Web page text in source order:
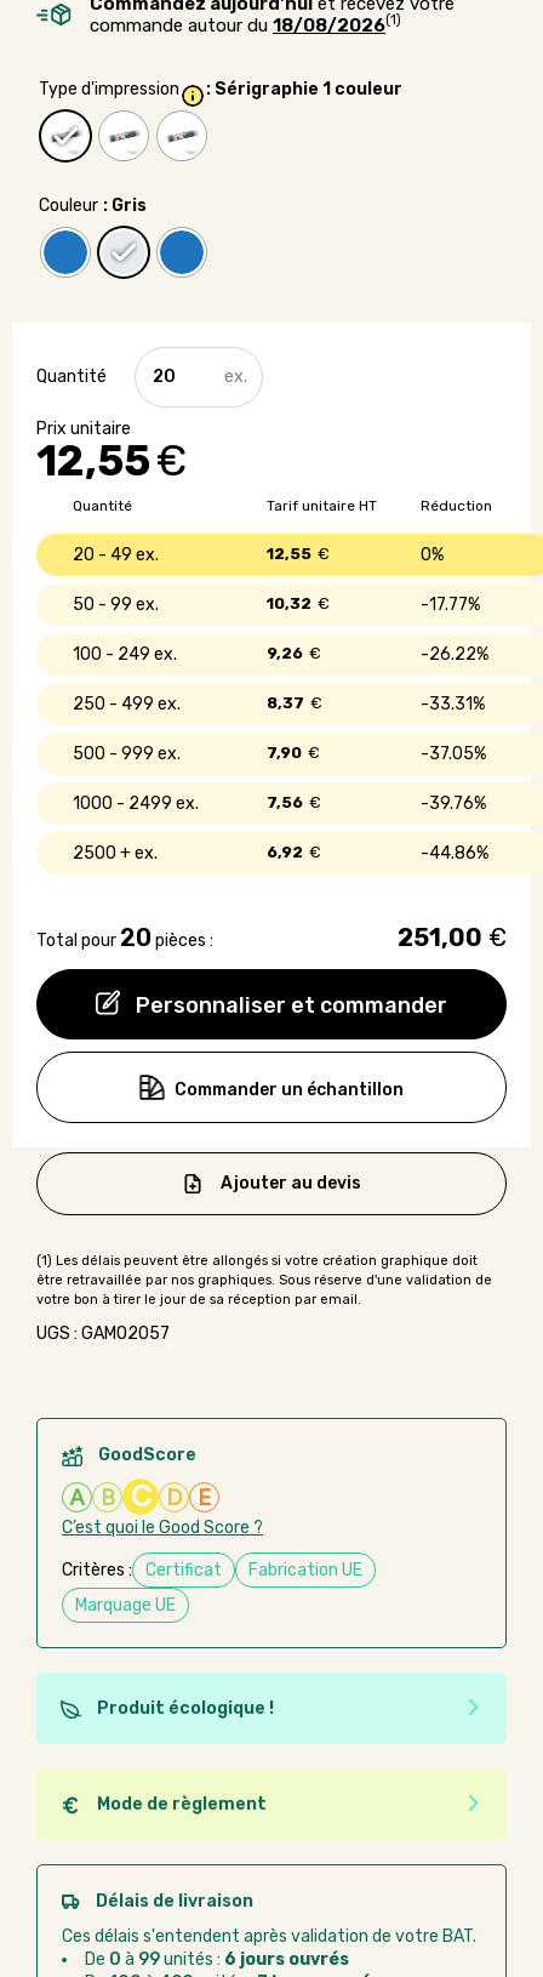
commande autour du 18/08/2026(1)
Type d'impression : Sérigraphie 1 couleur
Couleur : Gris
12,55€
Personnaliser et commander
quantité
de
Serviette
coton
recyclé
x
140
cm
Quantité Réduction
Tarif unitaire HT
20 - 49 0%
12,55 €
50 - 99 17.77%
10,32 €
100 - 249 26.22%
9,26 €
250 - 499 33.31%
8,37 €
500 - 999 37.05%
7,90 €
1000 - 2499 39.76%
7,56 €
2500 + 44.86%
6,92 €
Total pour 20 pièces : 251,00 €
Commander un échantillon
Ajouter au devis
UGS : GAMO2057
GoodScore
A B C D E
C’est quoi le Good Score ?
Critères : Certificat
Fabrication UE
Marquage UE
Produit écologique !
Ce produit est éco-conçu, il a été fabriqué à partir de
matériaux recyclés ou recyclables. Ces produits
peuvent plus facilement obtenir une seconde vie
après utilisation. L'origine de fabrication du produit
n'entre pas dans les critères d'éco-conception.
Mode de règlement
Quel que soit le mode de règlement, vous pouvez
passer commande en ligne sur Good Act.
Paiement CB :paiement sécurisé par carte
Virement bancaire :règlement sur facture
Délais de livraison
Ces délais s'entendent après validation de votre BAT.
De 0 à 99unités : 6 jours ouvrés